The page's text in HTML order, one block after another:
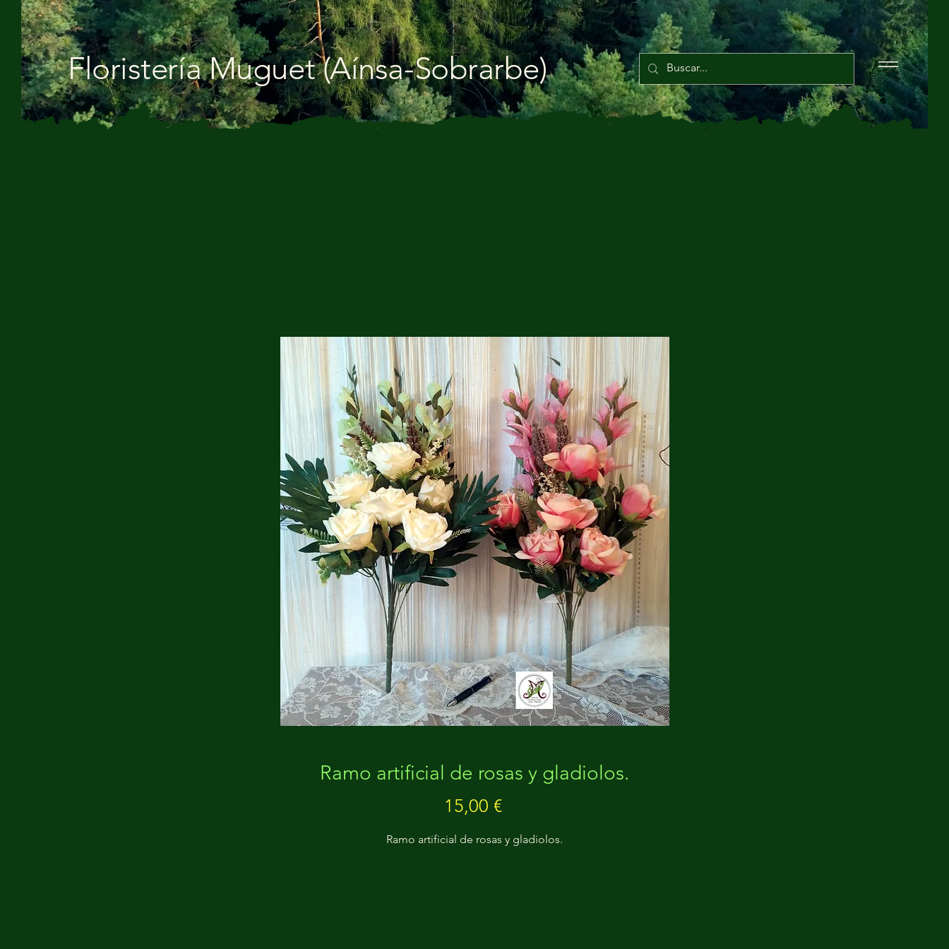
Floristería Muguet (Aínsa-Sobrarbe)
Ramo artificial de rosas y gladiolos.
15,00 €Precio
Ramo artificial de rosas y gladiolos.